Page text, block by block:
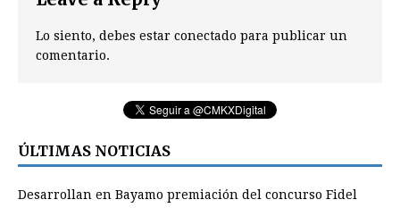
Lo siento, debes estar conectado para publicar un
comentario.
ÚLTIMAS NOTICIAS
Desarrollan en Bayamo premiación del concurso Fidel